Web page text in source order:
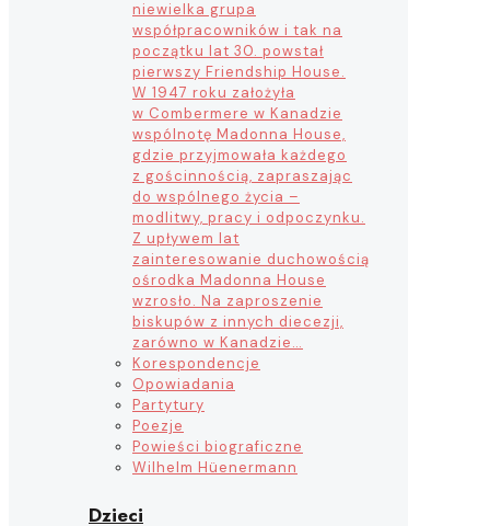
niewielka grupa
współpracowników i tak na
początku lat 30. powstał
pierwszy Friendship House.
W 1947 roku założyła
w Combermere w Kanadzie
wspólnotę Madonna House,
gdzie przyjmowała każdego
z gościnnością, zapraszając
do wspólnego życia –
modlitwy, pracy i odpoczynku.
Z upływem lat
zainteresowanie duchowością
ośrodka Madonna House
wzrosło. Na zaproszenie
biskupów z innych diecezji,
zarówno w Kanadzie…
Korespondencje
Opowiadania
Partytury
Poezje
Powieści biograficzne
Wilhelm Hüenermann
Dzieci